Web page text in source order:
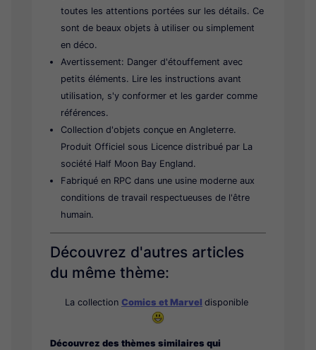
toutes les attentions portées sur les détails. Ce
sont de beaux objets à utiliser ou simplement
en déco.
Avertissement: Danger d'étouffement avec
petits éléments. Lire les instructions avant
utilisation, s'y conformer et les garder comme
références.
Collection d'objets conçue en Angleterre.
Produit Officiel sous Licence distribué par La
société Half Moon Bay England.
Fabriqué en RPC dans une usine moderne aux
conditions de travail respectueuses de l'être
humain.
Découvrez d'autres articles
du même thème:
La collection Comics et Marvel disponible
Découvrez des thèmes similaires qui